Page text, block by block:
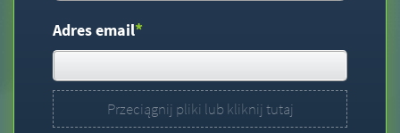
Adres email*
Przeciągnij pliki lub kliknij tutaj